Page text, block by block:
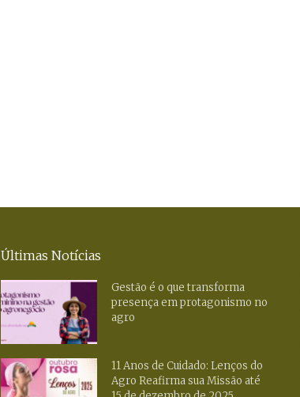
Últimas Notícias
Gestão é o que transforma
presença em protagonismo no
agro
11 Anos de Cuidado: Lenços do
Agro Reafirma sua Missão até